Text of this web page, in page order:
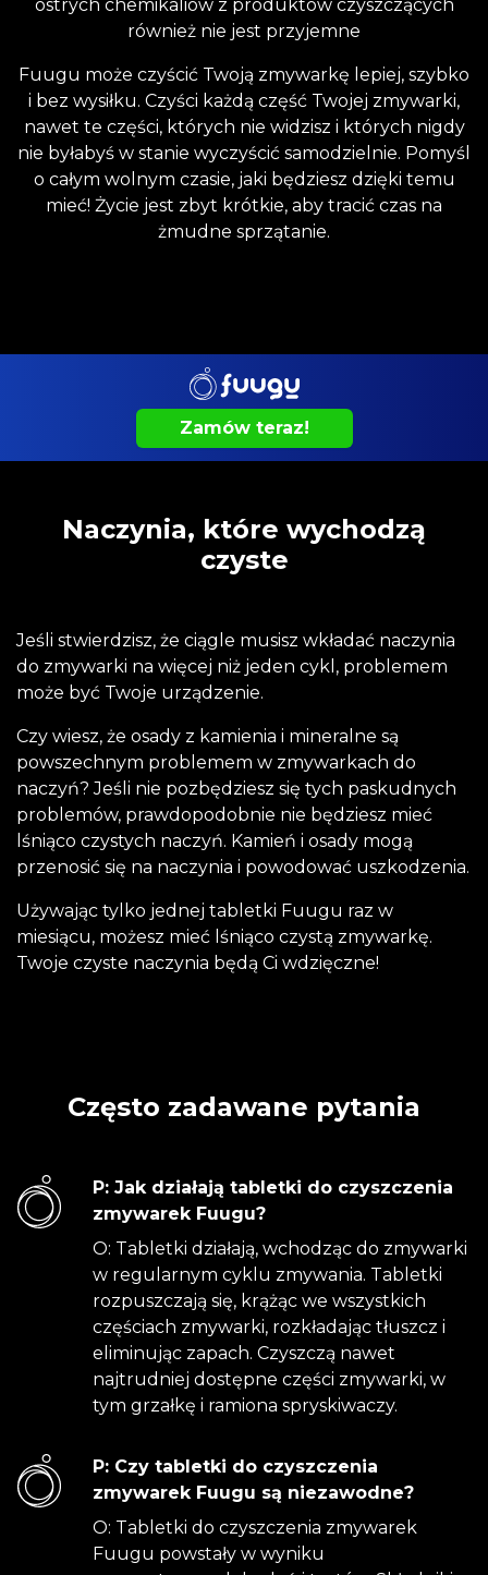
ostrych chemikaliów z produktów czyszczących
również nie jest przyjemne
Fuugu może czyścić Twoją zmywarkę lepiej, szybko
i bez wysiłku. Czyści każdą część Twojej zmywarki,
nawet te części, których nie widzisz i których nigdy
nie byłabyś w stanie wyczyścić samodzielnie. Pomyśl
o całym wolnym czasie, jaki będziesz dzięki temu
mieć! Życie jest zbyt krótkie, aby tracić czas na
żmudne sprzątanie.
Zamów teraz!
Naczynia, które wychodzą
czyste
Jeśli stwierdzisz, że ciągle musisz wkładać naczynia
do zmywarki na więcej niż jeden cykl, problemem
może być Twoje urządzenie.
Czy wiesz, że osady z kamienia i mineralne są
powszechnym problemem w zmywarkach do
naczyń? Jeśli nie pozbędziesz się tych paskudnych
problemów, prawdopodobnie nie będziesz mieć
lśniąco czystych naczyń. Kamień i osady mogą
przenosić się na naczynia i powodować uszkodzenia.
Używając tylko jednej tabletki Fuugu raz w
miesiącu, możesz mieć lśniąco czystą zmywarkę.
Twoje czyste naczynia będą Ci wdzięczne!
Często zadawane pytania
P: Jak działają tabletki do czyszczenia
zmywarek Fuugu?
O: Tabletki działają, wchodząc do zmywarki
w regularnym cyklu zmywania. Tabletki
rozpuszczają się, krążąc we wszystkich
częściach zmywarki, rozkładając tłuszcz i
eliminując zapach. Czyszczą nawet
najtrudniej dostępne części zmywarki, w
tym grzałkę i ramiona spryskiwaczy.
P: Czy tabletki do czyszczenia
zmywarek Fuugu są niezawodne?
O: Tabletki do czyszczenia zmywarek
Fuugu powstały w wyniku